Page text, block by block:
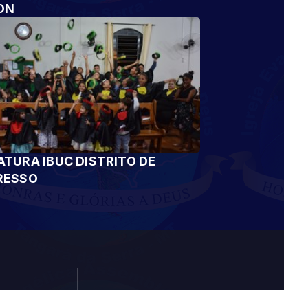
IBUC DISTRITO DE